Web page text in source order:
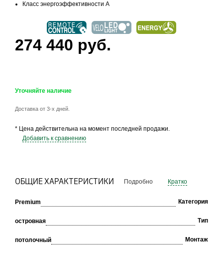
Класс энергоэффективности А
274 440 руб.
Уточняйте наличие
Доставка от 3-х дней.
* Цена действительна на момент последней продажи.
Добавить к сравнению
ОБЩИЕ ХАРАКТЕРИСТИКИ Подробно Кратко
Premium Категория
островная Тип
потолочный Монтаж